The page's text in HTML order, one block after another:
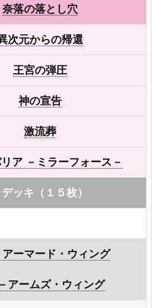
奈落の落とし穴
次元からの帰還
王宮の弾圧
神の宣告
激流葬
ア －ミラーフォース－
ッキ（１５枚）
アーマード・ウィング
アームズ・ウィング